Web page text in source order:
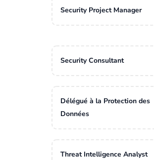
Security Project Manager
Security Consultant
Délégué à la Protection des
Données
Threat Intelligence Analyst